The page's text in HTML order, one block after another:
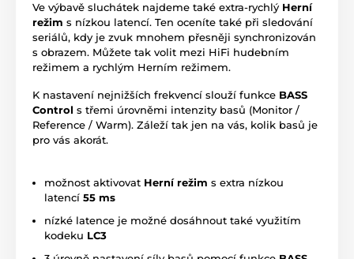
Ve výbavě sluchátek najdeme také extra-rychlý Herní
režim s nízkou latencí. Ten oceníte také při sledování
seriálů, kdy je zvuk mnohem přesněji synchronizován
s obrazem. Můžete tak volit mezi HiFi hudebním
režimem a rychlým Herním režimem.
K nastavení nejnižších frekvencí slouží funkce BASS
Control s třemi úrovněmi intenzity basů (Monitor /
Reference / Warm). Záleží tak jen na vás, kolik basů je
pro vás akorát.
možnost aktivovat Herní režim s extra nízkou
latencí 55 ms
nízké latence je možné dosáhnout také využitím
kodeku LC3